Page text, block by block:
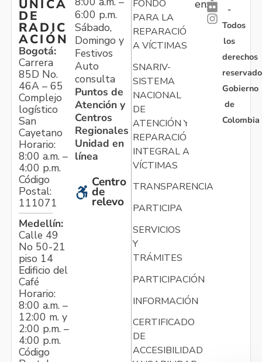
ÚNICA
DE
RADIC
ACIÓN
Bogotá:
Carrera
85D No.
46A – 65
Complejo
logístico
San
Cayetano
Horario:
8:00 a.m. –
4:00 p.m.
Código
Postal:
111071
Medellín:
Calle 49
No 50-21
piso 14
Edificio del
Café
Horario:
8:00 a.m. –
12:00 m. y
2:00 p.m. –
4:00 p.m.
Código
6:00 p.m.
Sábado,
Domingo y
Festivos
Auto
consulta
Puntos de
Atención y
Centros
Regionales
Unidad en
línea
Centro
de
relevo
FONDO
PARA LA
REPARACIÓN
A VÍCTIMAS
SNARIV-
SISTEMA
NACIONAL
DE
ATENCIÓN Y
REPARACIÓN
INTEGRAL A
VÍCTIMAS
TRANSPARENCIA
PARTICIPA
SERVICIOS
Y
TRÁMITES
PARTICIPACIÓN
INFORMACIÓN
CERTIFICADO
DE
ACCESIBILIDAD
en:
-
Todos
los
derechos
Gobierno
de
Colombia